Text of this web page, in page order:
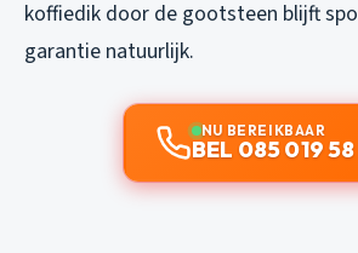
koffiedik door de gootsteen blijft
garantie natuurlijk.
NU BEREIKBAAR
BEL 085 019